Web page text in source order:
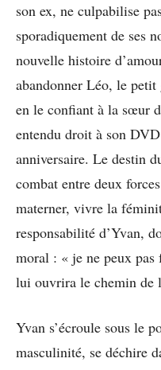
son ex, ne culpabilise
sporadiquement de ses
nouvelle histoire
abandonner Léo, le
en le confiant à la sœur
entendu droit à son
anniversaire. Le destin
combat entre deux
materner, vivre la
responsabilité d’Yvan,
moral : « je ne peux pas
lui ouvrira le chemin de
Yvan s’écroule sous le
masculinité, se déchire